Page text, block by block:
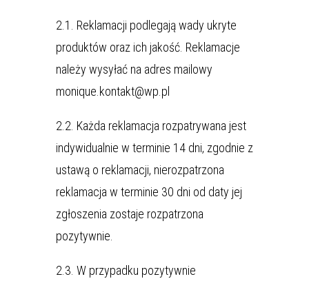
2.1. Reklamacji podlegają wady ukryte
produktów oraz ich jakość. Reklamacje
należy wysyłać na adres mailowy
monique.kontakt@wp.pl
2.2. Każda reklamacja rozpatrywana jest
indywidualnie w terminie 14 dni, zgodnie z
ustawą o reklamacji, nierozpatrzona
reklamacja w terminie 30 dni od daty jej
zgłoszenia zostaje rozpatrzona
pozytywnie.
2.3. W przypadku pozytywnie